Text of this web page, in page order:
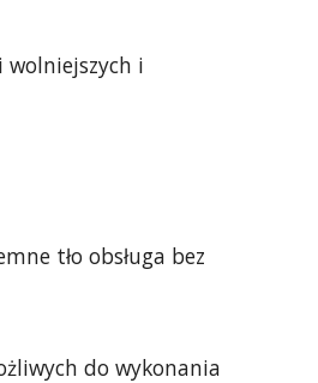
i
tło obsługa bez
do wykonania